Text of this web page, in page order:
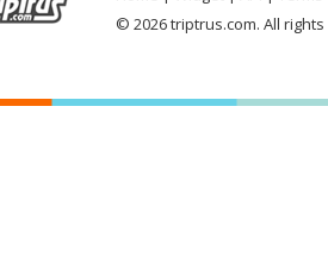
© 2026 triptrus.com. All